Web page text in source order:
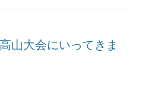
山大会にいってきま